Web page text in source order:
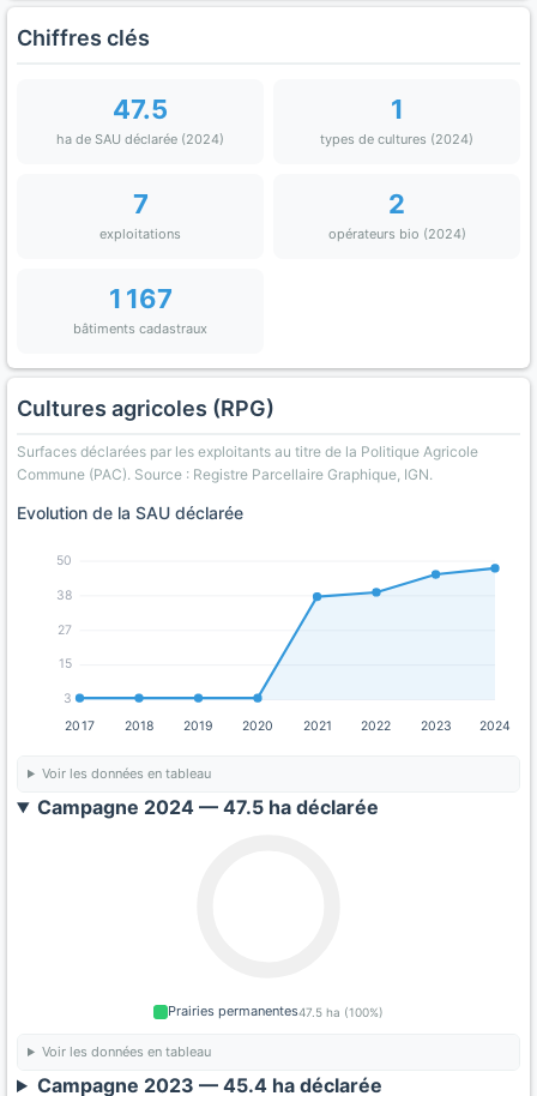
Chiffres clés
47.5
ha de SAU déclarée (2024)
1
types de cultures (2024)
7
exploitations
2
opérateurs bio (2024)
1 167
bâtiments cadastraux
Cultures agricoles (RPG)
Surfaces déclarées par les exploitants au titre de la Politique Agricole
Commune (PAC). Source : Registre Parcellaire Graphique, IGN.
Evolution de la SAU déclarée
3
15
27
38
50
2017 2018 2019 2020 2021 2022 2023 2024
Voir les données en tableau
Campagne 2024 — 47.5 ha déclarée
Prairies permanentes47.5 ha (100%)
Voir les données en tableau
Campagne 2023 — 45.4 ha déclarée